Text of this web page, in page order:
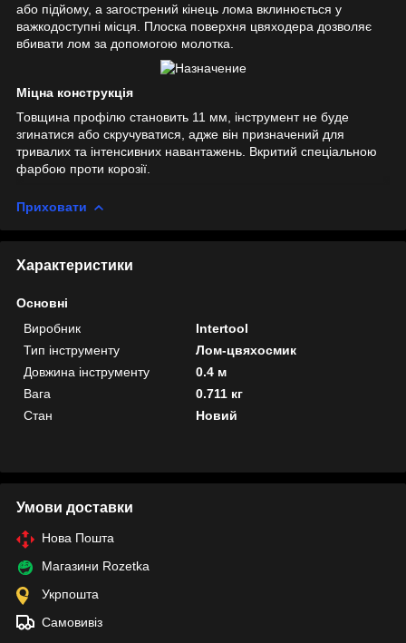
або підйому, а загострений кінець лома вклинюється у
важкодоступні місця. Плоска поверхня цвяходера дозволяє
вбивати лом за допомогою молотка.
Міцна конструкція
Товщина профілю становить 11 мм, інструмент не буде
згинатися або скручуватися, адже він призначений для
тривалих та інтенсивних навантажень. Вкритий спеціальною
фарбою проти корозії.
Приховати
Характеристики
Основні
Виробник
Intertool
Тип інструменту
Лом-цвяхосмик
Довжина інструменту
0.4 м
Вага
0.711 кг
Стан
Новий
Умови доставки
Нова Пошта
Магазини Rozetka
Укрпошта
Самовивіз